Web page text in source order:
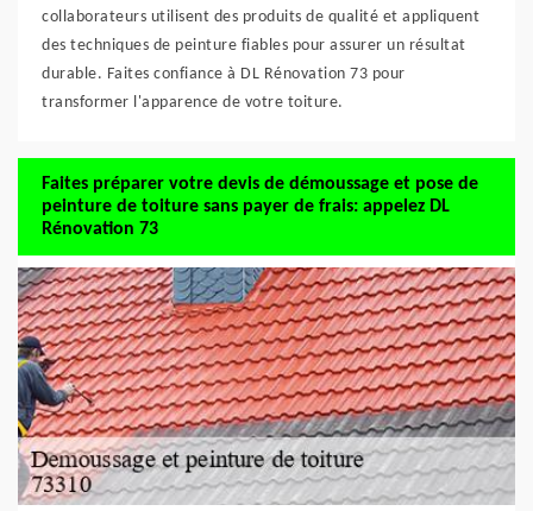
collaborateurs utilisent des produits de qualité et appliquent
des techniques de peinture fiables pour assurer un résultat
durable. Faites confiance à DL Rénovation 73 pour
transformer l'apparence de votre toiture.
Faites préparer votre devis de démoussage et pose de
peinture de toiture sans payer de frais: appelez DL
Rénovation 73